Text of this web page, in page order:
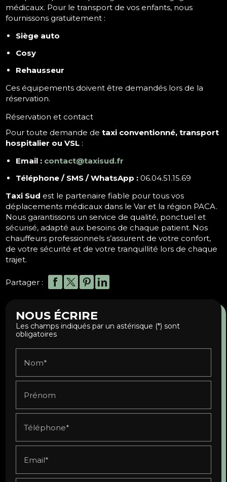
médicaux. Pour le transport de vos enfants, nous
fournissons gratuitement :
Siège auto
Cosy
Rehausseur
Ces équipements doivent être demandés lors de la
réservation.
Réservation et contact
Pour toute demande detaxi conventionné, transport
hospitalier ou VSL :
Email : contact@taxisud.fr
Téléphone / SMS / WhatsApp : 06.04.51.15.69
Taxi Sud est le partenaire fiable pour tous vos
déplacements médicaux dans le Var et la région PACA.
Nous garantissons un service de qualité, ponctuel et
sécurisé, adapté aux besoins de chaque patient. Nos
chauffeurs professionnels s’assurent de votre confort,
de votre sécurité et de votre tranquillité lors de chaque
trajet.
Partager :
NOUS ÉCRIRE
Les champs indiqués par un astérisque (*) sont
obligatoires
Nom*
Prénom
Téléphone*
Email*